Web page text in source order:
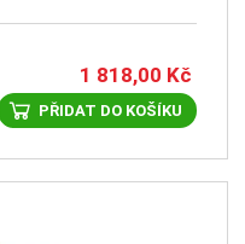
1 818,00 Kč
PŘIDAT DO KOŠÍKU